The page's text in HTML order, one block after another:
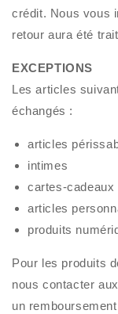
crédit. Nous vous
retour aura été
EXCEPTIONS
Les articles
échangés :
articles
intimes
cartes-cadeaux
articles
produits
Pour les produits
nous contacter
un